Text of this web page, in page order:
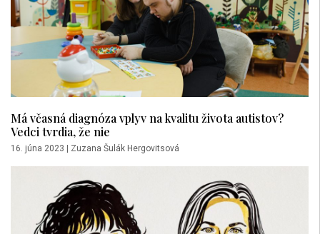
Má včasná diagnóza vplyv na kvalitu života autistov?
Vedci tvrdia, že nie
16. júna 2023 Zuzana Šulák Hergovitsová